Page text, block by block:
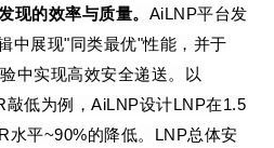
现的效率与质量。 AiLNP平台发
中展现"同类最优"性能，并于
中实现高效安全递送。以
敲低为例，AiLNP设计LNP在1.5
水平~90%的降低。 LNP总体安